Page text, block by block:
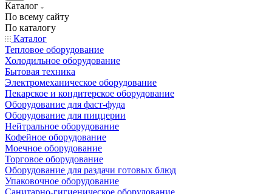
Каталог
По всему сайту
По каталогу
Каталог
Тепловое оборудование
Холодильное оборудование
Бытовая техника
Электромеханическое оборудование
Пекарское и кондитерское оборудование
Оборудование для фаст-фуда
Оборудование для пиццерии
Нейтральное оборудование
Кофейное оборудование
Моечное оборудование
Торговое оборудование
Оборудование для раздачи готовых блюд
Упаковочное оборудование
Санитарно-гигиеническое оборудование